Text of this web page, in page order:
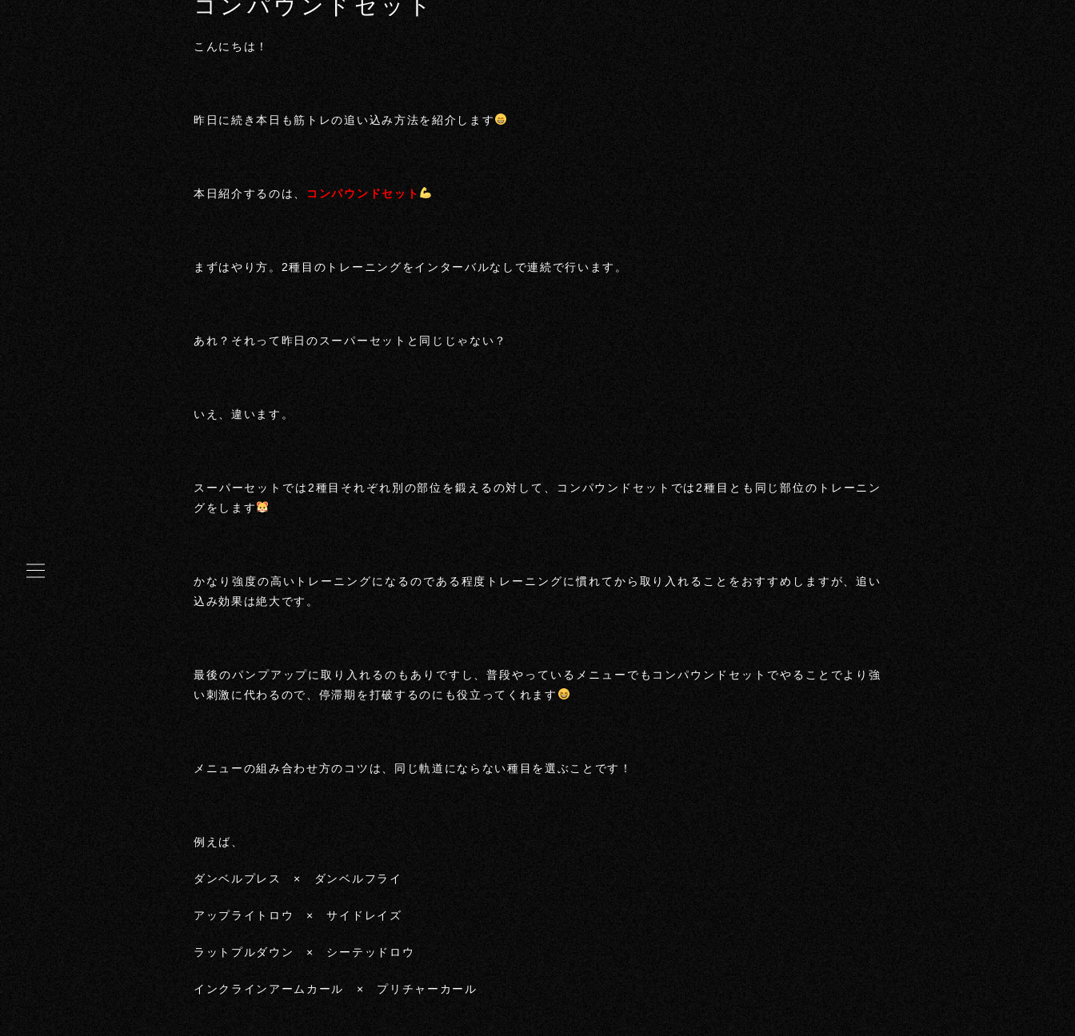
コンパウンドセット
こんにちは！
昨日に続き本日も筋トレの追い込み方法を紹介します
本日紹介するのは、 コンパウンドセット
まずはやり方。2種目のトレーニングをインターバルなしで連続で行います。
あれ？それって昨日のスーパーセットと同じじゃない？
いえ、違います。
スーパーセットでは2種目それぞれ別の部位を鍛えるの対して、コンパウンドセットでは2種目とも同じ部位のトレーニン
グをします
かなり強度の高いトレーニングになるのである程度トレーニングに慣れてから取り入れることをおすすめしますが、追い
込み効果は絶大です。
最後のパンプアップに取り入れるのもありですし、普段やっているメニューでもコンパウンドセットでやることでより強
い刺激に代わるので、停滞期を打破するのにも役立ってくれます
メニューの組み合わせ方のコツは、同じ軌道にならない種目を選ぶことです！
例えば、
ダンベルプレス × ダンベルフライ
アップライトロウ × サイドレイズ
ラットプルダウン × シーテッドロウ
インクラインアームカール × プリチャーカール